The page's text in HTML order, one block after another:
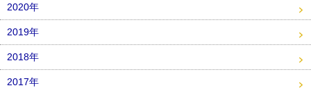
2020年
2019年
2018年
2017年